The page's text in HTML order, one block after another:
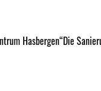
Hasbergen“Die